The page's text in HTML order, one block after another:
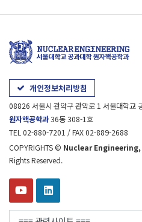
개인정보처리방침
08826 서울시 관악구 관악로 1 서울대학교
원자핵공학과36동 308-1호
TEL 02-880-7201 / FAX 02-889-2688
COPYRIGHTS © Nuclear
Rights Reserved.